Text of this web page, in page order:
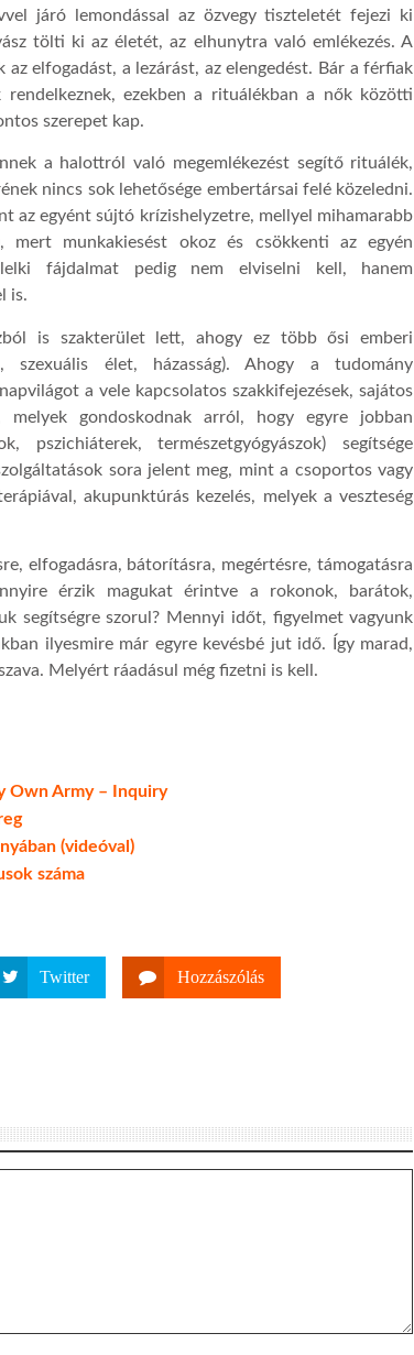
járó lemondással az özvegy tiszteletét fejezi ki
tölti ki az életét, az elhunytra való emlékezés. A
elfogadást, a lezárást, az elengedést. Bár a férfiak
ezekben a rituálékban a nők közötti
szerepet kap.
a halottról való megemlékezést segítő rituálék,
nincs sok lehetősége embertársai felé közeledni.
az egyént sújtó krízishelyzetre, mellyel mihamarabb
mert munkakiesést okoz és csökkenti az egyén
fájdalmat pedig nem elviselni kell, hanem
is.
is szakterület lett, ahogy ez több ősi emberi
szexuális élet, házasság). Ahogy a tudomány
a vele kapcsolatos szakkifejezések, sajátos
melyek gondoskodnak arról, hogy egyre jobban
pszichiáterek, természetgyógyászok) segítsége
sora jelent meg, mint a csoportos vagy
akupunktúrás kezelés, melyek a veszteség
elfogadásra, bátorításra, megértésre, támogatásra
érzik magukat érintve a rokonok, barátok,
segítségre szorul? Mennyi időt, figyelmet vagyunk
ilyesmire már egyre kevésbé jut idő. Így marad,
Melyért ráadásul még fizetni is kell.
Own Army – Inquiry
(videóval)
száma
Twitter Hozzászólás